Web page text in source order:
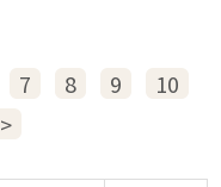
7 8 9
10
>